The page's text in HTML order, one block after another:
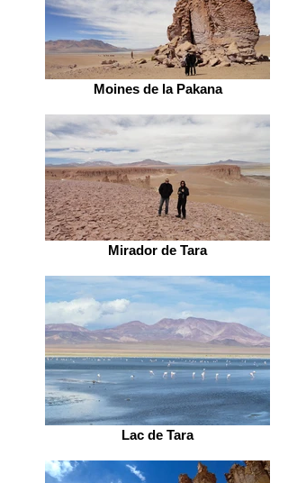
Moines de la Pakana
Mirador de Tara
Lac de Tara